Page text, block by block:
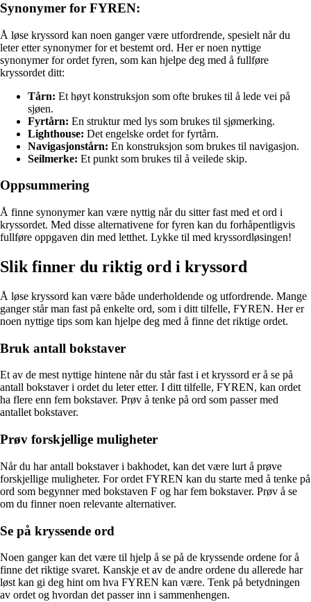
Synonymer for FYREN:
Å løse kryssord kan noen ganger være utfordrende, spesielt når du
leter etter synonymer for et bestemt ord. Her er noen nyttige
synonymer for ordet fyren, som kan hjelpe deg med å fullføre
kryssordet ditt:
Tårn: Et høyt konstruksjon som ofte brukes til å lede vei på
sjøen.
Fyrtårn: En struktur med lys som brukes til sjømerking.
Lighthouse: Det engelske ordet for fyrtårn.
Navigasjonstårn: En konstruksjon som brukes til navigasjon.
Seilmerke: Et punkt som brukes til å veilede skip.
Oppsummering
Å finne synonymer kan være nyttig når du sitter fast med et ord i
kryssordet. Med disse alternativene for fyren kan du forhåpentligvis
fullføre oppgaven din med letthet. Lykke til med kryssordløsingen!
Slik finner du riktig ord i kryssord
Å løse kryssord kan være både underholdende og utfordrende. Mange
ganger står man fast på enkelte ord, som i ditt tilfelle, FYREN. Her er
noen nyttige tips som kan hjelpe deg med å finne det riktige ordet.
Bruk antall bokstaver
Et av de mest nyttige hintene når du står fast i et kryssord er å se på
antall bokstaver i ordet du leter etter. I ditt tilfelle, FYREN, kan ordet
ha flere enn fem bokstaver. Prøv å tenke på ord som passer med
antallet bokstaver.
Prøv forskjellige muligheter
Når du har antall bokstaver i bakhodet, kan det være lurt å prøve
forskjellige muligheter. For ordet FYREN kan du starte med å tenke på
ord som begynner med bokstaven F og har fem bokstaver. Prøv å se
om du finner noen relevante alternativer.
Se på kryssende ord
Noen ganger kan det være til hjelp å se på de kryssende ordene for å
finne det riktige svaret. Kanskje et av de andre ordene du allerede har
løst kan gi deg hint om hva FYREN kan være. Tenk på betydningen
av ordet og hvordan det passer inn i sammenhengen.